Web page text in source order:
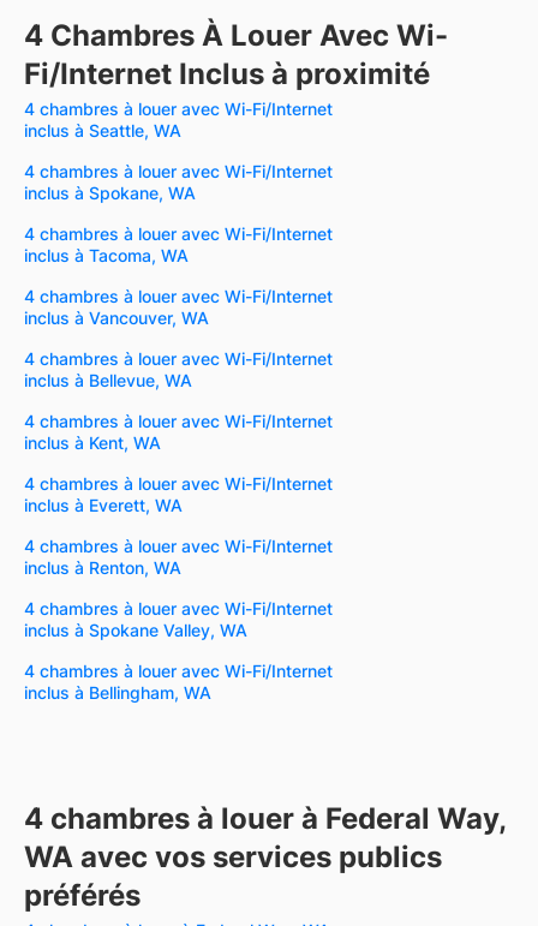
4 Chambres À Louer Avec Wi-
Fi/Internet Inclus à proximité
4 chambres à louer avec Wi-Fi/Internet
inclus à Seattle, WA
4 chambres à louer avec Wi-Fi/Internet
inclus à Spokane, WA
4 chambres à louer avec Wi-Fi/Internet
inclus à Tacoma, WA
4 chambres à louer avec Wi-Fi/Internet
inclus à Vancouver, WA
4 chambres à louer avec Wi-Fi/Internet
inclus à Bellevue, WA
4 chambres à louer avec Wi-Fi/Internet
inclus à Kent, WA
4 chambres à louer avec Wi-Fi/Internet
inclus à Everett, WA
4 chambres à louer avec Wi-Fi/Internet
inclus à Renton, WA
4 chambres à louer avec Wi-Fi/Internet
inclus à Spokane Valley, WA
4 chambres à louer avec Wi-Fi/Internet
inclus à Bellingham, WA
4 chambres à louer à Federal Way,
WA avec vos services publics
préférés